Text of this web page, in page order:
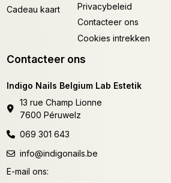
Cadeau kaart
Privacybeleid
Contacteer ons
Cookies intrekken
Contacteer ons
Indigo Nails Belgium Lab Estetik
13 rue Champ Lionne
7600 Péruwelz
069 301 643
info@indigonails.be
E-mail ons: